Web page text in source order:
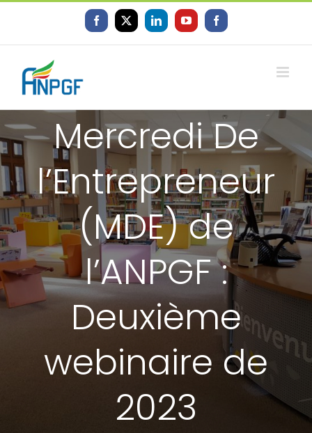
content
Facebook
X LinkedInYouTubeFacebook
Mercredi De
l’Entrepreneur
(MDE) de
l’ANPGF :
Deuxième
webinaire de
2023